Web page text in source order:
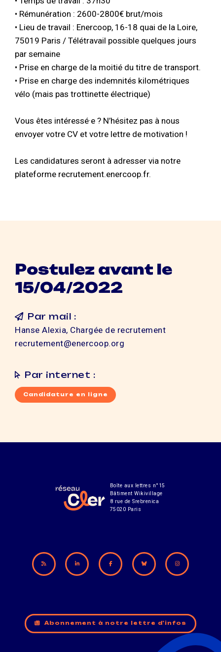
• Rémunération : 2600-2800€ brut/mois
• Lieu de travail : Enercoop, 16-18 quai de la Loire,
75019 Paris / Télétravail possible quelques jours
par semaine
• Prise en charge de la moitié du titre de transport.
• Prise en charge des indemnités kilométriques
vélo (mais pas trottinette électrique)
Vous êtes intéressé·e ? N’hésitez pas à nous
envoyer votre CV et votre lettre de motivation !
Les candidatures seront à adresser via notre
plateforme recrutement.enercoop.fr.
Postulez avant le
15/04/2022
Par mail :
Hanse Alexia, Chargée de recrutement
recrutement@enercoop.org
Par internet :
Candidature en ligne
Boîte aux lettres n°15
Bâtiment Wikivillage
8 rue de Srebrenica
75020 Paris
Abonnement à notre lettre d'infos